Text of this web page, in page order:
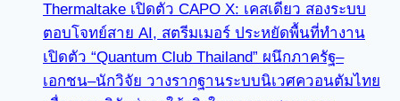
Thermaltake เปิดตัว CAPO X: เคสเดียว สองระบบ
ตอบโจทย์สาย AI, สตรีมเมอร์ ประหยัดพื้นที่ทำงาน
เปิดตัว “Quantum Club Thailand” ผนึกภาครัฐ–
เอกชน–นักวิจัย วางรากฐานระบบนิเวศควอนตัมไทย